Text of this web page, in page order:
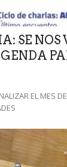
SE NOS
EL MES